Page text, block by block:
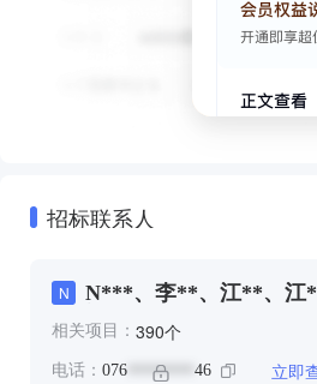
招标联系人
N
N***、李**、江**、江
相关项目： 390个
电话： 076 ******** 46 立即